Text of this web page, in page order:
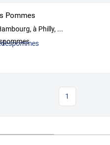
Pommes
à Philly, ...
1